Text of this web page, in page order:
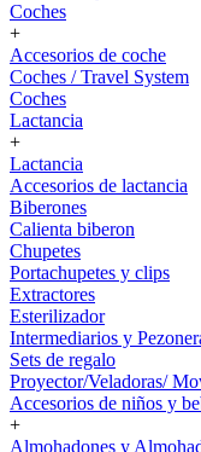
Coches
+
Accesorios de coche
Coches / Travel System
Coches
Lactancia
+
Lactancia
Accesorios de lactancia
Biberones
Calienta biberon
Chupetes
Portachupetes y clips
Extractores
Esterilizador
Intermediarios y
Sets de regalo
Proyector/Veladoras/
Accesorios de niños y
+
Almohadones y